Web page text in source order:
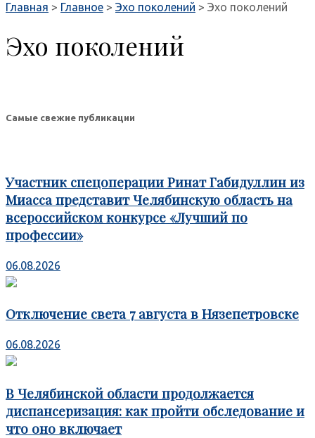
Главная > Главное > Эхо поколений > Эхо поколений
Эхо поколений
Самые свежие публикации
Участник спецоперации Ринат Габидуллин из
Миасса представит Челябинскую область на
всероссийском конкурсе «Лучший по
профессии»
06.08.2026
Отключение света 7 августа в Нязепетровске
06.08.2026
В Челябинской области продолжается
диспансеризация: как пройти обследование и
что оно включает